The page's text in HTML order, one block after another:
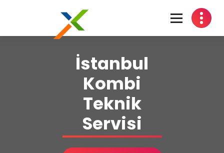
İstanbul
Kombi
Teknik
Servisi